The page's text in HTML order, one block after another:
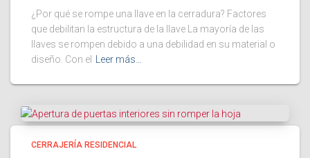
¿Por qué se rompe una llave en la cerradura? Factores
que debilitan la estructura de la llave La mayoría de las
llaves se rompen debido a una debilidad en su material o
diseño. Con el Leer más…
CERRAJERÍA RESIDENCIAL